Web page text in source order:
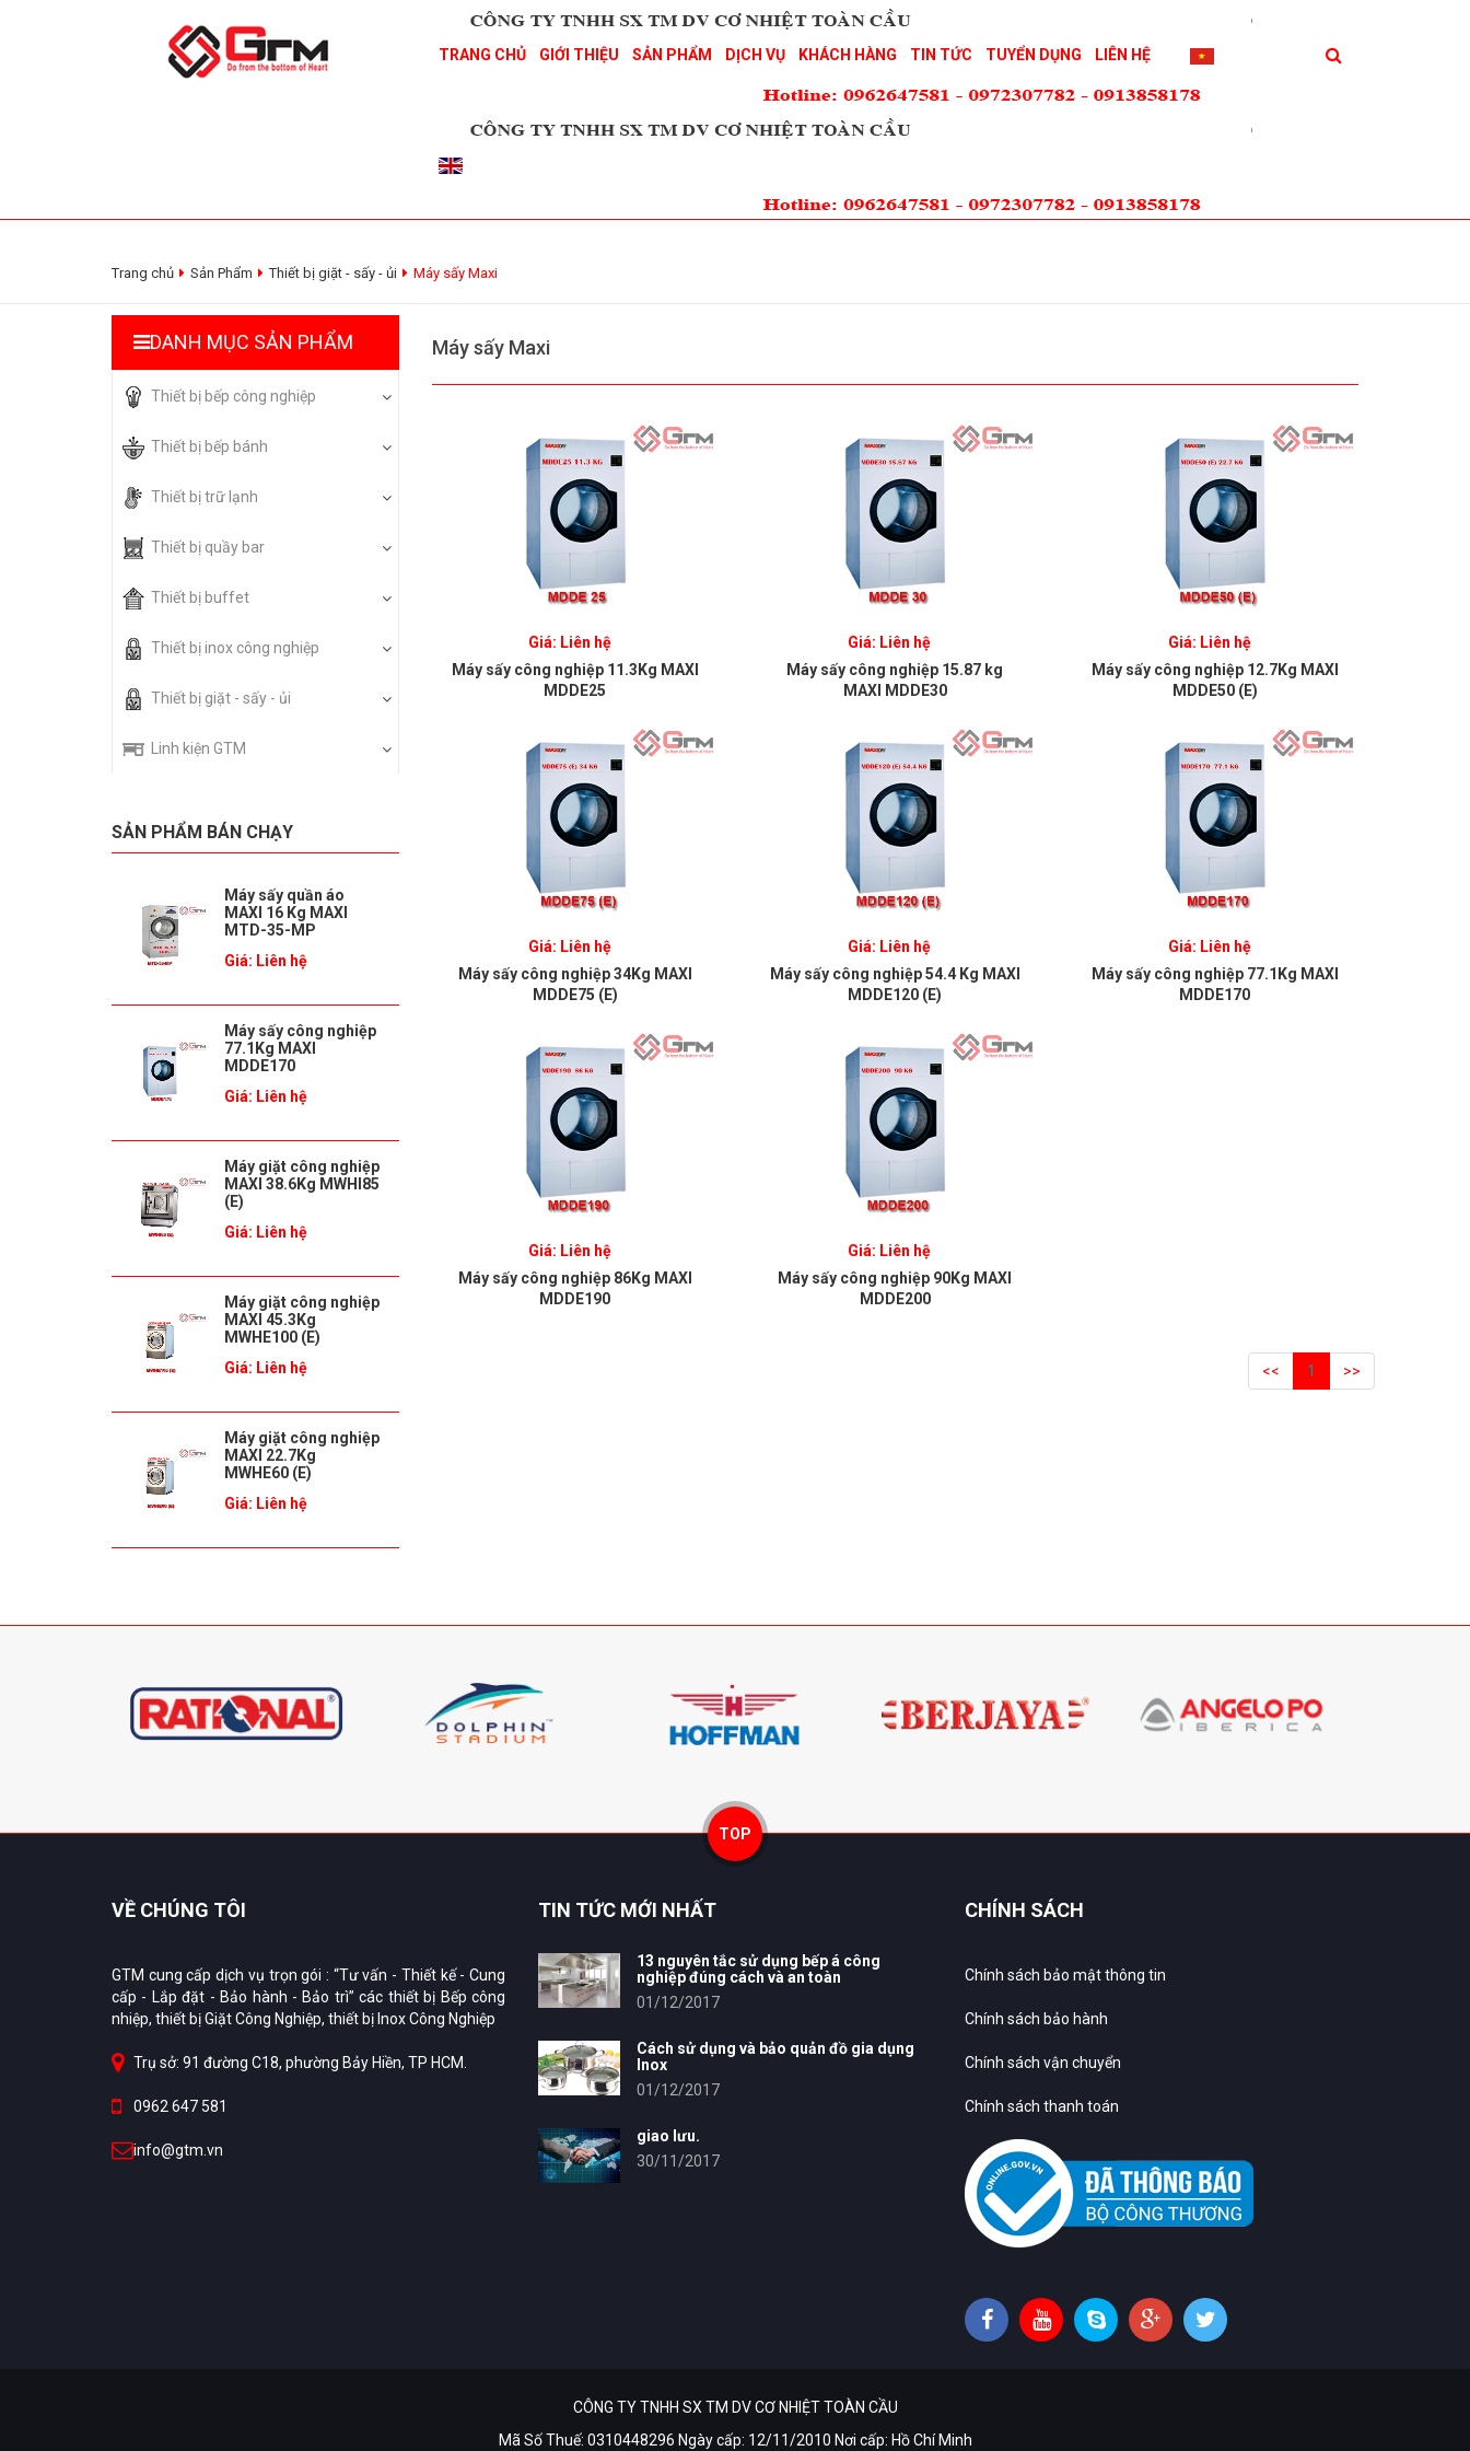
TRANG CHỦ GIỚI THIỆU SẢN PHẨM DỊCH VỤ KHÁCH HÀNG TIN TỨC TUYỂN DỤNG LIÊN HỆ
Trang chủ Sản Phẩm Thiết bị giặt - sấy - ủi Máy sấy Maxi
Máy sấy Maxi
Giá: Liên hệ
Máy sấy công nghiệp 11.3Kg MAXI
MDDE25
Giá: Liên hệ
Máy sấy công nghiệp 15.87 kg
MAXI MDDE30
Giá: Liên hệ
Máy sấy công nghiệp 12.7Kg MAXI
MDDE50 (E)
Giá: Liên hệ
Máy sấy công nghiệp 34Kg MAXI
MDDE75 (E)
Giá: Liên hệ
Máy sấy công nghiệp 54.4 Kg MAXI
MDDE120 (E)
Giá: Liên hệ
Máy sấy công nghiệp 77.1Kg MAXI
MDDE170
Giá: Liên hệ
Máy sấy công nghiệp 86Kg MAXI
MDDE190
Giá: Liên hệ
Máy sấy công nghiệp 90Kg MAXI
MDDE200
<< 1 >>
DANH MỤC SẢN PHẨM
Thiết bị bếp công nghiệp
Thiết bị bếp bánh
Thiết bị trữ lạnh
Thiết bị quầy bar
Thiết bị buffet
Thiết bị inox công nghiệp
Thiết bị giặt - sấy - ủi
Linh kiện GTM
SẢN PHẨM BÁN CHẠY
Máy sấy quần áo
MAXI 16 Kg MAXI
MTD-35-MP
Giá: Liên hệ
Máy sấy công nghiệp
77.1Kg MAXI
MDDE170
Giá: Liên hệ
Máy giặt công nghiệp
MAXI 38.6Kg MWHI85
(E)
Giá: Liên hệ
Máy giặt công nghiệp
MAXI 45.3Kg
MWHE100 (E)
Giá: Liên hệ
Máy giặt công nghiệp
MAXI 22.7Kg
MWHE60 (E)
Giá: Liên hệ
TOP
VỀ CHÚNG TÔI
GTM cung cấp dịch vụ trọn gói : “Tư vấn - Thiết kế - Cung
cấp - Lắp đặt - Bảo hành - Bảo trì” các thiết bị Bếp công
nhiệp, thiết bị Giặt Công Nghiệp, thiết bị Inox Công Nghiệp
Trụ sở: 91 đường C18, phường Bảy Hiền, TP HCM.
0962 647 581
info@gtm.vn
TIN TỨC MỚI NHẤT
13 nguyên tắc sử dụng bếp á công
nghiệp đúng cách và an toàn
01/12/2017
Cách sử dụng và bảo quản đồ gia dụng
Inox
01/12/2017
giao lưu.
30/11/2017
CHÍNH SÁCH
Chính sách bảo mật thông tin
Chính sách bảo hành
Chính sách vận chuyển
Chính sách thanh toán
CÔNG TY TNHH SX TM DV CƠ NHIỆT TOÀN CẦU
Mã Số Thuế: 0310448296 Ngày cấp: 12/11/2010 Nơi cấp: Hồ Chí Minh